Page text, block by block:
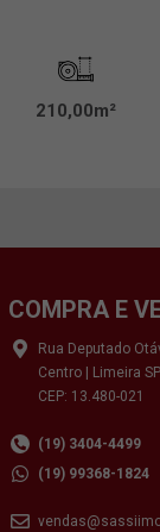
210,00m²
COMPRA E
Rua Deputado
Centro | Limeira SP
CEP: 13.480-021
(19) 3404-4499
(19) 99368-1824